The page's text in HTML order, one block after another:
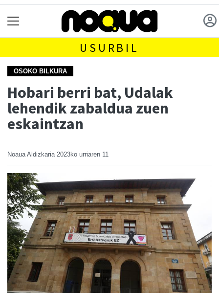
USURBIL
OSOKO BILKURA
Hobari berri bat, Udalak
lehendik zabaldua zuen
eskaintzan
Noaua Aldizkaria 2023ko urriaren 11